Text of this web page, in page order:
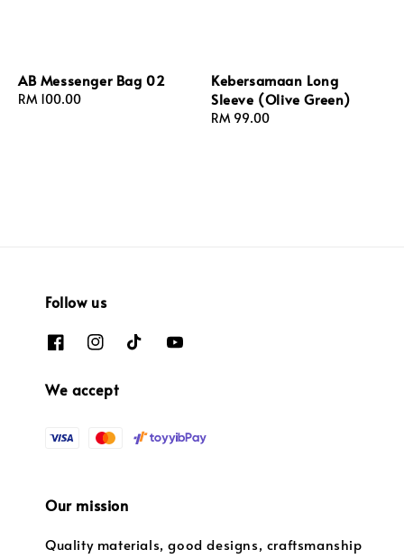
AB Messenger Bag 02
Regular
RM 100.00
Kebersamaan Long
Sleeve (Olive Green)
Regular
RM 99.00
Follow us
We accept
Our mission
Quality materials, good designs, craftsmanship